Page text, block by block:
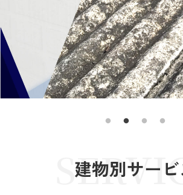
建物別サービ